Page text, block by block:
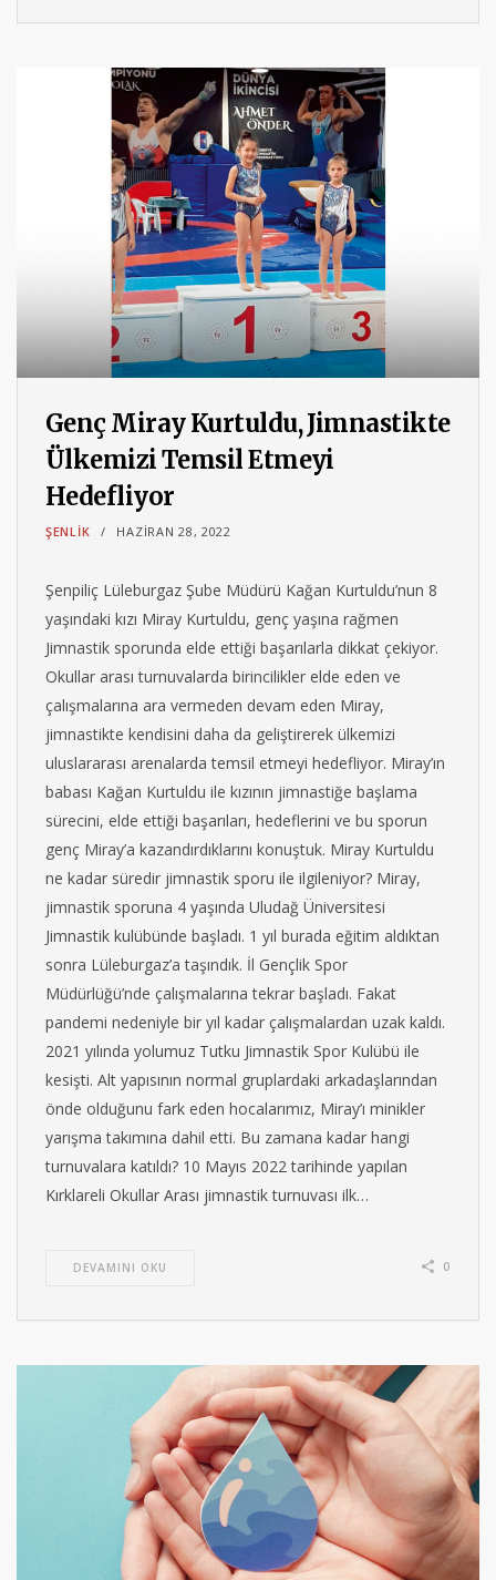
Genç Miray Kurtuldu, Jimnastikte
Ülkemizi Temsil Etmeyi
Hedefliyor
ŞENLIK HAZIRAN 28, 2022
Şenpiliç Lüleburgaz Şube Müdürü Kağan Kurtuldu’nun 8
yaşındaki kızı Miray Kurtuldu, genç yaşına rağmen
Jimnastik sporunda elde ettiği başarılarla dikkat çekiyor.
Okullar arası turnuvalarda birincilikler elde eden ve
çalışmalarına ara vermeden devam eden Miray,
jimnastikte kendisini daha da geliştirerek ülkemizi
uluslararası arenalarda temsil etmeyi hedefliyor. Miray’ın
babası Kağan Kurtuldu ile kızının jimnastiğe başlama
sürecini, elde ettiği başarıları, hedeflerini ve bu sporun
genç Miray’a kazandırdıklarını konuştuk. Miray Kurtuldu
ne kadar süredir jimnastik sporu ile ilgileniyor? Miray,
jimnastik sporuna 4 yaşında Uludağ Üniversitesi
Jimnastik kulübünde başladı. 1 yıl burada eğitim aldıktan
sonra Lüleburgaz’a taşındık. İl Gençlik Spor
Müdürlüğü’nde çalışmalarına tekrar başladı. Fakat
pandemi nedeniyle bir yıl kadar çalışmalardan uzak kaldı.
2021 yılında yolumuz Tutku Jimnastik Spor Kulübü ile
kesişti. Alt yapısının normal gruplardaki arkadaşlarından
önde olduğunu fark eden hocalarımız, Miray’ı minikler
yarışma takımına dahil etti. Bu zamana kadar hangi
turnuvalara katıldı? 10 Mayıs 2022 tarihinde yapılan
Kırklareli Okullar Arası jimnastik turnuvası ilk…
DEVAMINI OKU 0